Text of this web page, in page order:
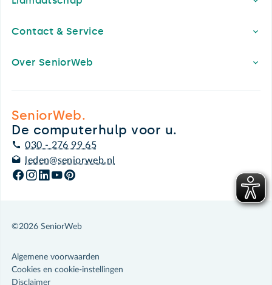
Contact & Service
Over SeniorWeb
SeniorWeb.
De computerhulp voor u.
030 - 276 99 65
leden@seniorweb.nl
©2026 SeniorWeb
Algemene voorwaarden
Cookies en cookie-instellingen
Disclaimer